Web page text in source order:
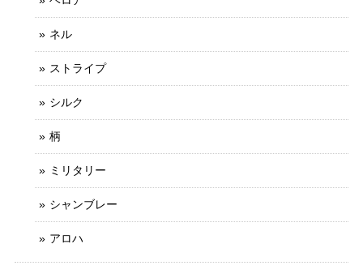
ネル
ストライプ
シルク
柄
ミリタリー
シャンブレー
アロハ